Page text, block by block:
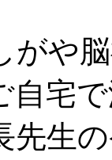
がや
自宅
先生